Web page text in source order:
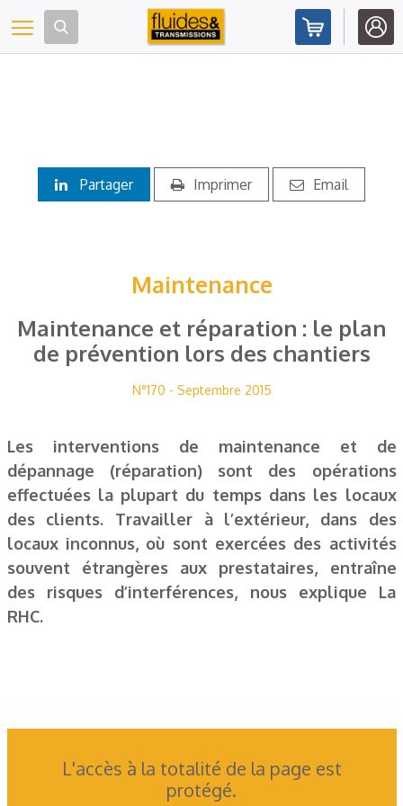
Toggle navigation
Partager Imprimer Email
Maintenance
Maintenance et réparation : le plan
de prévention lors des chantiers
N°170 - Septembre 2015
Les interventions de maintenance et de
dépannage (réparation) sont des opérations
effectuées la plupart du temps dans les locaux
des clients. Travailler à l’extérieur, dans des
locaux inconnus, où sont exercées des activités
souvent étrangères aux prestataires, entraîne
des risques d’interférences, nous explique La
RHC.
L'accès à la totalité de la page est
protégé.
Panneau de gestion des cookies